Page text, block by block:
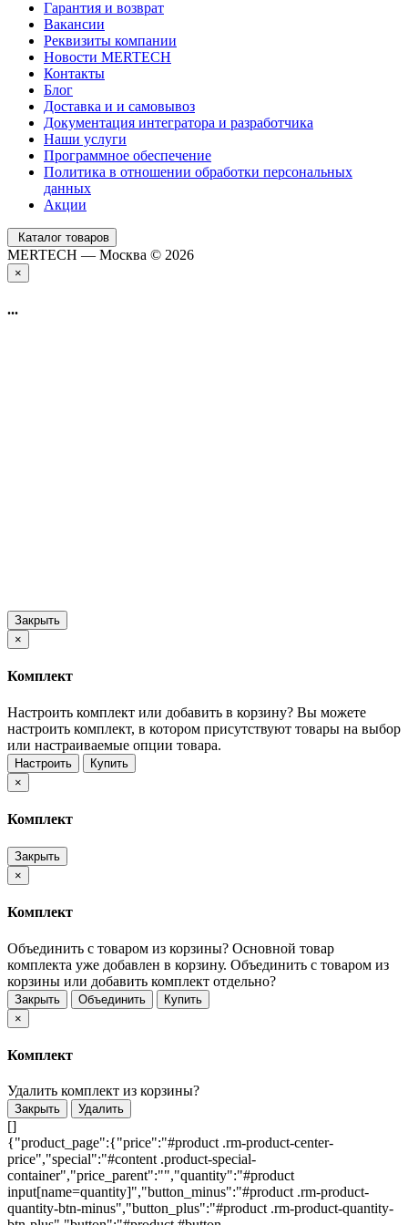
Гарантия и возврат
Вакансии
Реквизиты компании
Новости MERTECH
Контакты
Блог
Доставка и и самовывоз
Документация интегратора и разработчика
Наши услуги
Программное обеспечение
Политика в отношении обработки персональных
данных
Акции
Каталог товаров
MERTECH — Москва © 2026
×
...
Закрыть
×
Комплект
Настроить комплект или добавить в корзину? Вы можете
настроить комплект, в котором присутствуют товары на выбор
или настраиваемые опции товара.
Настроить
Купить
×
Комплект
Закрыть
×
Комплект
Объединить с товаром из корзины? Основной товар
комплекта уже добавлен в корзину. Объединить с товаром из
корзины или добавить комплект отдельно?
Закрыть Объединить
Купить
×
Комплект
Удалить комплект из корзины?
Закрыть Удалить
[]
{"product_page":{"price":"#product .rm-product-center-
price","special":"#content .product-special-
container","price_parent":"","quantity":"#product
input[name=quantity]","button_minus":"#product .rm-product-
quantity-btn-minus","button_plus":"#product .rm-product-quantity-